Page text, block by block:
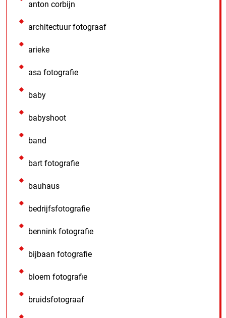
anton corbijn
architectuur fotograaf
arieke
asa fotografie
baby
babyshoot
band
bart fotografie
bauhaus
bedrijfsfotografie
bennink fotografie
bijbaan fotografie
bloem fotografie
bruidsfotograaf